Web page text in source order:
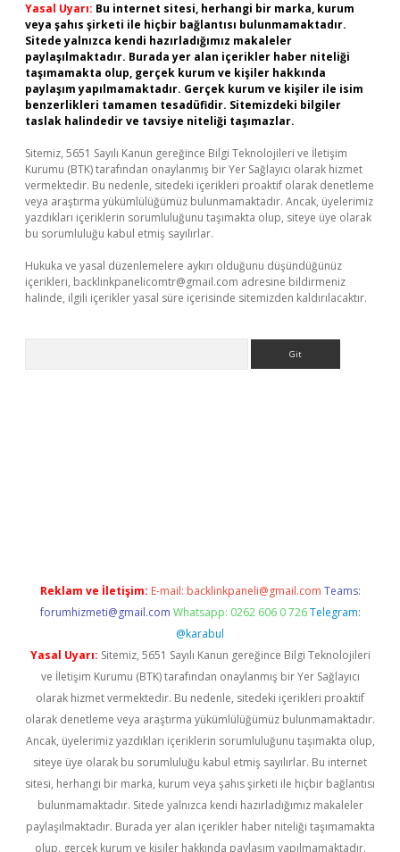
Yasal Uyarı: Bu internet sitesi, herhangi bir marka, kurum
veya şahıs şirketi ile hiçbir bağlantısı bulunmamaktadır.
Sitede yalnızca kendi hazırladığımız makaleler
paylaşılmaktadır. Burada yer alan içerikler haber niteliği
taşımamakta olup, gerçek kurum ve kişiler hakkında
paylaşım yapılmamaktadır. Gerçek kurum ve kişiler ile isim
benzerlikleri tamamen tesadüfidir. Sitemizdeki bilgiler
taslak halindedir ve tavsiye niteliği taşımazlar.
Sitemiz, 5651 Sayılı Kanun gereğince Bilgi Teknolojileri ve İletişim
Kurumu (BTK) tarafından onaylanmış bir Yer Sağlayıcı olarak hizmet
vermektedir. Bu nedenle, sitedeki içerikleri proaktif olarak denetleme
veya araştırma yükümlülüğümüz bulunmamaktadır. Ancak, üyelerimiz
yazdıkları içeriklerin sorumluluğunu taşımakta olup, siteye üye olarak
bu sorumluluğu kabul etmiş sayılırlar.
Hukuka ve yasal düzenlemelere aykırı olduğunu düşündüğünüz
içerikleri, backlinkpanelicomtr@gmail.com adresine bildirmeniz
halinde, ilgili içerikler yasal süre içerisinde sitemizden kaldırılacaktır.
Reklam ve İletişim: E-mail: backlinkpaneli@gmail.com Teams:
forumhizmeti@gmail.com Whatsapp: 0262 606 0 726 Telegram:
@karabul
Yasal Uyarı: Sitemiz, 5651 Sayılı Kanun gereğince Bilgi Teknolojileri
ve İletişim Kurumu (BTK) tarafından onaylanmış bir Yer Sağlayıcı
olarak hizmet vermektedir. Bu nedenle, sitedeki içerikleri proaktif
olarak denetleme veya araştırma yükümlülüğümüz bulunmamaktadır.
Ancak, üyelerimiz yazdıkları içeriklerin sorumluluğunu taşımakta olup,
siteye üye olarak bu sorumluluğu kabul etmiş sayılırlar. Bu internet
sitesi, herhangi bir marka, kurum veya şahıs şirketi ile hiçbir bağlantısı
bulunmamaktadır. Sitede yalnızca kendi hazırladığımız makaleler
paylaşılmaktadır. Burada yer alan içerikler haber niteliği taşımamakta
olup, gerçek kurum ve kişiler hakkında paylaşım yapılmamaktadır.